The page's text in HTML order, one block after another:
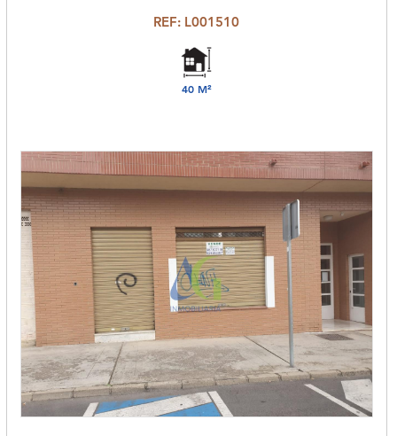
REF: L001510
40 M²